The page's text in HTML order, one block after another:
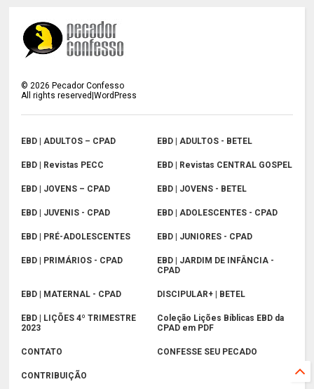
©2026 Pecador Confesso
All rights reserved|WordPress
EBD | ADULTOS – CPAD EBD | ADULTOS - BETEL
EBD | Revistas PECC EBD | Revistas CENTRAL GOSPEL
EBD | JOVENS – CPAD EBD | JOVENS - BETEL
EBD | JUVENIS - CPAD EBD | ADOLESCENTES - CPAD
EBD | PRÉ-ADOLESCENTES EBD | JUNIORES - CPAD
EBD | PRIMÁRIOS - CPAD
EBD | JARDIM DE INFÂNCIA -
CPAD
EBD | MATERNAL - CPAD DISCIPULAR+ | BETEL
EBD | LIÇÕES 4º TRIMESTRE
2023
Coleção Lições Bíblicas EBD da
CPAD em PDF
CONTATO CONFESSE SEU PECADO
CONTRIBUIÇÃO